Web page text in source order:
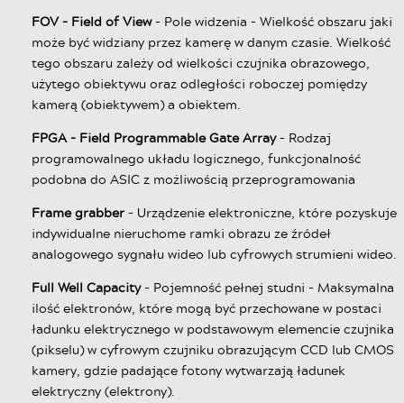
FOV - Field of View- Pole widzenia - Wielkość obszaru jaki
może być widziany przez kamerę w danym czasie. Wielkość
tego obszaru zależy od wielkości czujnika obrazowego,
użytego obiektywu oraz odległości roboczej pomiędzy
kamerą (obiektywem) a obiektem.
FPGA - Field Programmable Gate Array- Rodzaj
programowalnego układu logicznego, funkcjonalność
podobna do ASIC z możliwością przeprogramowania
Frame grabber- Urządzenie elektroniczne, które pozyskuje
indywidualne nieruchome ramki obrazu ze źródeł
analogowego sygnału wideo lub cyfrowych strumieni wideo.
Full Well Capacity- Pojemność pełnej studni - Maksymalna
ilość elektronów, które mogą być przechowane w postaci
ładunku elektrycznego w podstawowym elemencie czujnika
(pikselu) w cyfrowym czujniku obrazującym CCD lub CMOS
kamery, gdzie padające fotony wytwarzają ładunek
elektryczny (elektrony).